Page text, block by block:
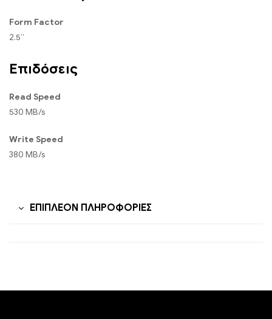
Form Factor
2.5”
Επιδόσεις
Read Speed
530 MB/s
Write Speed
380 MB/s
ΕΠΙΠΛΈΟΝ ΠΛΗΡΟΦΟΡΊΕΣ